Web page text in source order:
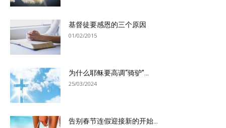
基督徒要感恩的三个原因
01/02/2015
为什么耶稣要高调“骑驴”...
25/03/2024
告别春节连假迎接新的开始...